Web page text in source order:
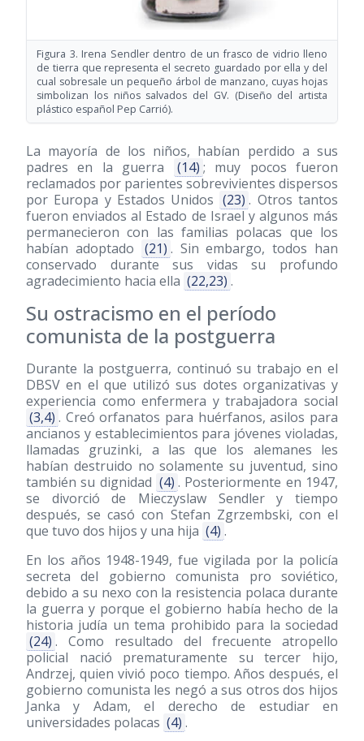
Figura 3. Irena Sendler dentro de un frasco de vidrio lleno
de tierra que representa el secreto guardado por ella y del
cual sobresale un pequeño árbol de manzano, cuyas hojas
simbolizan los niños salvados del GV. (Diseño del artista
plástico español Pep Carrió).
La mayoría de los niños, habían perdido a sus
padres en la guerra
(14) ; muy pocos fueron
reclamados por parientes sobrevivientes dispersos
por Europa y Estados Unidos (23) . Otros tantos
fueron enviados al Estado de Israel y algunos más
permanecieron con las familias polacas que los
habían adoptado
(21) . Sin embargo, todos han
conservado durante sus vidas su profundo
agradecimiento hacia ella (22,23) .
Su ostracismo en el período
comunista de la postguerra
Durante la postguerra, continuó su trabajo en el
DBSV en el que utilizó sus dotes organizativas y
experiencia como enfermera y trabajadora social
(3,4) . Creó orfanatos para huérfanos, asilos para
ancianos y establecimientos para jóvenes violadas,
llamadas gruzinki, a las que los alemanes les
habían destruido no solamente su juventud, sino
también su dignidad (4) . Posteriormente en 1947,
se divorció de Mieczyslaw Sendler y tiempo
después, se casó con Stefan Zgrzembski, con el
que tuvo dos hijos y una hija (4) .
En los años 1948-1949, fue vigilada por la policía
secreta del gobierno comunista pro soviético,
debido a su nexo con la resistencia polaca durante
la guerra y porque el gobierno había hecho de la
historia judía un tema prohibido para la sociedad
(24) . Como resultado del frecuente atropello
policial nació prematuramente su tercer hijo,
Andrzej, quien vivió poco tiempo. Años después, el
gobierno comunista les negó a sus otros dos hijos
Janka y Adam, el derecho de estudiar en
universidades polacas (4) .